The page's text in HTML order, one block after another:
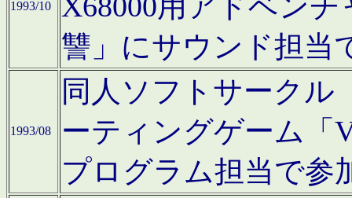
1993/10
讐」にサウンド担当
1993/08
同人ソフトサークル
ーティングゲーム「
プログラム担当で参